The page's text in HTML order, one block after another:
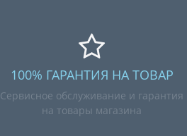
100% ГАРАНТИЯ НА ТОВАР
Сервисное обслуживание и гарантия
на товары магазина